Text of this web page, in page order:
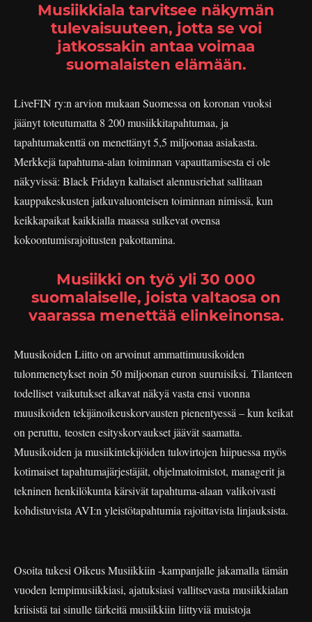
Musiikkiala tarvitsee näkymän
tulevaisuuteen, jotta se voi
jatkossakin antaa voimaa
suomalaisten elämään.
LiveFIN ry:n arvion mukaan Suomessa on koronan vuoksi
jäänyt toteutumatta 8 200 musiikkitapahtumaa, ja
tapahtumakenttä on menettänyt 5,5 miljoonaa asiakasta.
Merkkejä tapahtuma-alan toiminnan vapauttamisesta ei ole
näkyvissä: Black Fridayn kaltaiset alennusriehat sallitaan
kauppakeskusten jatkuvaluonteisen toiminnan nimissä, kun
keikkapaikat kaikkialla maassa sulkevat ovensa
kokoontumisrajoitusten pakottamina.
Musiikki on työ yli 30 000
suomalaiselle, joista valtaosa on
vaarassa menettää elinkeinonsa.
Muusikoiden Liitto on arvoinut ammattimuusikoiden
tulonmenetykset noin 50 miljoonan euron suuruisiksi. Tilanteen
todelliset vaikutukset alkavat näkyä vasta ensi vuonna
muusikoiden tekijänoikeuskorvausten pienentyessä – kun keikat
on peruttu, teosten esityskorvaukset jäävät saamatta.
Muusikoiden ja musiikintekijöiden tulovirtojen hiipuessa myös
kotimaiset tapahtumajärjestäjät, ohjelmatoimistot, managerit ja
tekninen henkilökunta kärsivät tapahtuma-alaan valikoivasti
kohdistuvista AVI:n yleistötapahtumia rajoittavista linjauksista.
Osoita tukesi Oikeus Musiikkiin -kampanjalle jakamalla tämän
vuoden lempimusiikkiasi, ajatuksiasi vallitsevasta musiikkialan
kriisistä tai sinulle tärkeitä musiikkiin liittyviä muistoja